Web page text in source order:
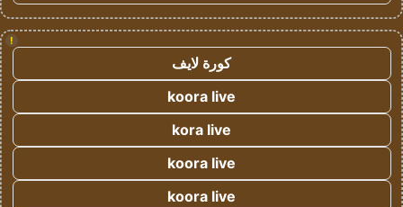
!
كورة لايف
koora live
kora live
koora live
koora live